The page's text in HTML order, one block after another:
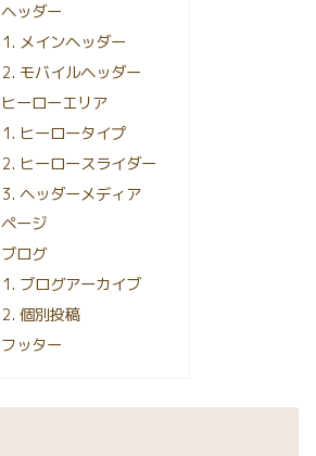
ヘッダー
メインヘッダー
モバイルヘッダー
ヒーローエリア
ヒーロータイプ
ヒーロースライダー
ヘッダーメディア
ページ
ブログ
ブログアーカイブ
個別投稿
フッター